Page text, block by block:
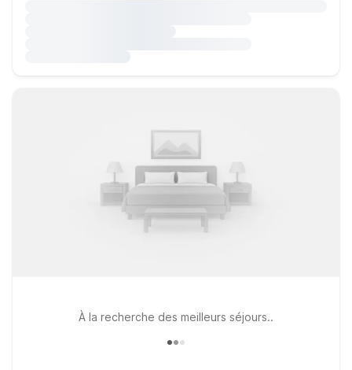
À la recherche des meilleurs séjours..